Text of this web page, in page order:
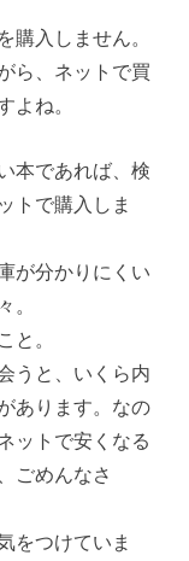
購入しません。
ら、ネットで買
よね。
本であれば、検
トで購入しま
が分かりにくい
。
と。
うと、いくら内
あります。なの
ットで安くなる
ごめんなさ
をつけていま